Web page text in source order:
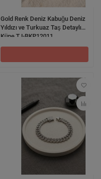
Gold Renk Deniz Kabuğu Deniz
Yıldızı ve Turkuaz Taş Detaylı
Küpe TJ-BKP12011